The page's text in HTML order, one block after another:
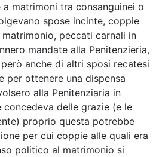
matrimoni tra consanguinei o
spose incinte, coppie
peccati carnali in
mandate alla Penitenzieria,
anche di altri sposi recatesi
per ottenere una dispensa
alla Penitenziaria in
delle grazie (e le
proprio questa potrebbe
per cui coppie alle quali era
politico al matrimonio si